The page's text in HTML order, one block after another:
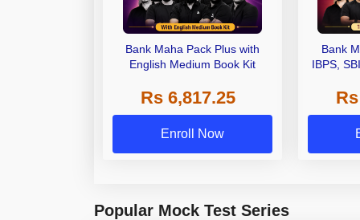
Bank Maha Pack Plus with
English Medium Book Kit
Rs 6,817.25
Enroll Now
Bank
IBPS,
Other
Popular Mock Test Series